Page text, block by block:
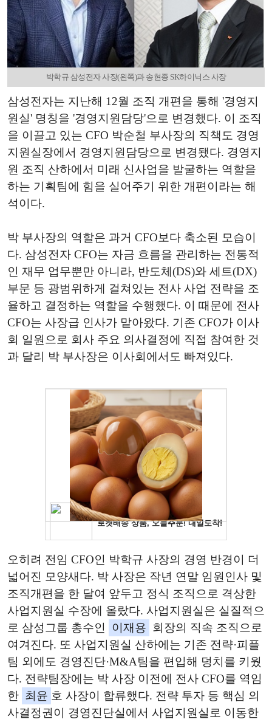
박학규 삼성전자 사장(왼쪽)과 송현종 SK하이닉스 사장
삼성전자는 지난해 12월 조직 개편을 통해 '경영지
원실' 명칭을 '경영지원담당'으로 변경했다. 이 조직
을 이끌고 있는 CFO 박순철 부사장의 직책도 경영
지원실장에서 경영지원담당으로 변경됐다. 경영지
원 조직 산하에서 미래 신사업을 발굴하는 역할을
하는 기획팀에 힘을 실어주기 위한 개편이라는 해
석이다.
박 부사장의 역할은 과거 CFO보다 축소된 모습이
다. 삼성전자 CFO는 자금 흐름을 관리하는 전통적
인 재무 업무뿐만 아니라, 반도체(DS)와 세트(DX)
부문 등 광범위하게 걸쳐있는 전사 사업 전략을 조
율하고 결정하는 역할을 수행했다. 이 때문에 전사
CFO는 사장급 인사가 맡아왔다. 기존 CFO가 이사
회 일원으로 회사 주요 의사결정에 직접 참여한 것
과 달리 박 부사장은 이사회에서도 빠져있다.
오히려 전임 CFO인 박학규 사장의 경영 반경이 더
넓어진 모양새다. 박 사장은 작년 연말 임원인사 및
조직개편을 한 달여 앞두고 정식 조직으로 격상한
사업지원실 수장에 올랐다. 사업지원실은 실질적으
로 삼성그룹 총수인
이재용 회장의 직속 조직으로
여겨진다. 또 사업지원실 산하에는 기존 전략·피플
팀 외에도 경영진단·M&A팀을 편입해 덩치를 키웠
다. 전략팀장에는 박 사장 이전에 전사 CFO를 역임
한 최윤 호 사장이 합류했다. 전략 투자 등 핵심 의
사결정권이 경영진단실에서 사업지원실로 이동한